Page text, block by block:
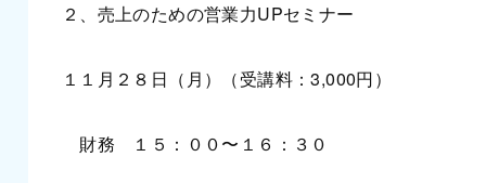
２、売上のための営業力UPセミナー
１１月２８日（月）（受講料：3,000円）
財務 １５：００〜１６：３０